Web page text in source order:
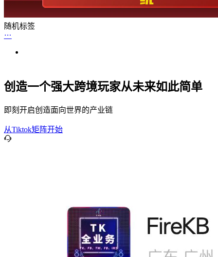
随机标签
创造一个强大跨境玩家从未来如此简单
即刻开启创造面向世界的产业链
从Tiktok矩阵开始